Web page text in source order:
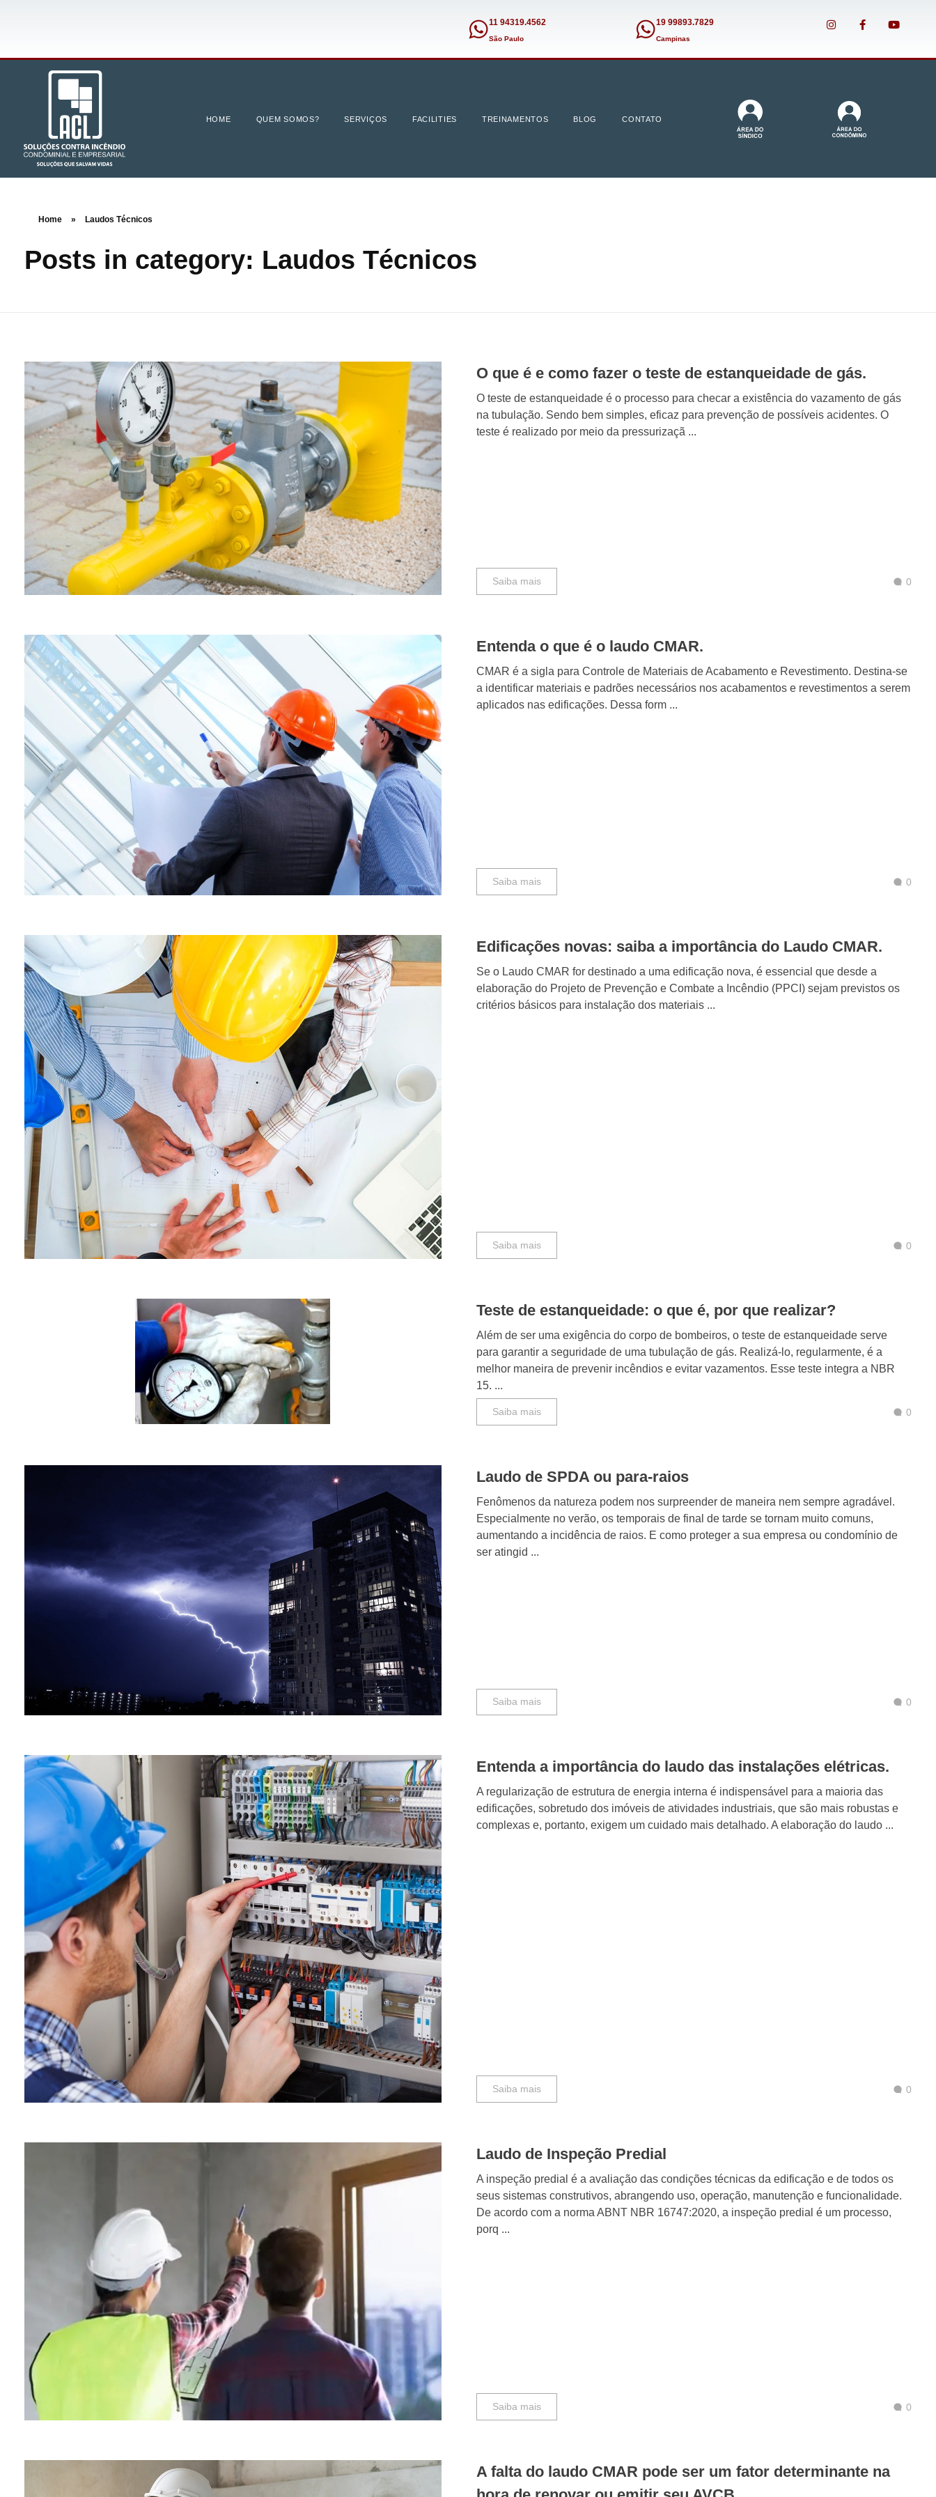
11 94319.4562
São Paulo
19 99893.7829
Campinas
HOME QUEM SOMOS? SERVIÇOS FACILITIES TREINAMENTOS BLOG CONTATO
Home » Laudos Técnicos
Posts in category: Laudos Técnicos
O que é e como fazer o teste de estanqueidade de gás.
O teste de estanqueidade é o processo para checar a existência do vazamento de gás
na tubulação. Sendo bem simples, eficaz para prevenção de possíveis acidentes. O
teste é realizado por meio da pressurizaçã ...
Saiba mais 0
Entenda o que é o laudo CMAR.
CMAR é a sigla para Controle de Materiais de Acabamento e Revestimento. Destina-se
a identificar materiais e padrões necessários nos acabamentos e revestimentos a serem
aplicados nas edificações. Dessa form ...
Saiba mais 0
Edificações novas: saiba a importância do Laudo CMAR.
Se o Laudo CMAR for destinado a uma edificação nova, é essencial que desde a
elaboração do Projeto de Prevenção e Combate a Incêndio (PPCI) sejam previstos os
critérios básicos para instalação dos materiais ...
Saiba mais 0
Teste de estanqueidade: o que é, por que realizar?
Além de ser uma exigência do corpo de bombeiros, o teste de estanqueidade serve
para garantir a seguridade de uma tubulação de gás. Realizá-lo, regularmente, é a
melhor maneira de prevenir incêndios e evitar vazamentos. Esse teste integra a NBR
15. ...
Saiba mais 0
Laudo de SPDA ou para-raios
Fenômenos da natureza podem nos surpreender de maneira nem sempre agradável.
Especialmente no verão, os temporais de final de tarde se tornam muito comuns,
aumentando a incidência de raios. E como proteger a sua empresa ou condomínio de
ser atingid ...
Saiba mais 0
Entenda a importância do laudo das instalações elétricas.
A regularização de estrutura de energia interna é indispensável para a maioria das
edificações, sobretudo dos imóveis de atividades industriais, que são mais robustas e
complexas e, portanto, exigem um cuidado mais detalhado. A elaboração do laudo ...
Saiba mais 0
Laudo de Inspeção Predial
A inspeção predial é a avaliação das condições técnicas da edificação e de todos os
seus sistemas construtivos, abrangendo uso, operação, manutenção e funcionalidade.
De acordo com a norma ABNT NBR 16747:2020, a inspeção predial é um processo,
porq ...
Saiba mais 0
A falta do laudo CMAR pode ser um fator determinante na